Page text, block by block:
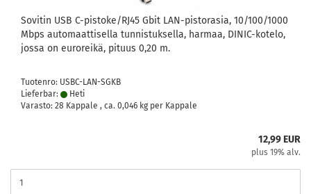
Sovitin USB C-pistoke/RJ45 Gbit LAN-pistorasia, 10/100/1000
Mbps automaattisella tunnistuksella, harmaa, DINIC-kotelo,
jossa on euroreikä, pituus 0,20 m.
Tuotenro: USBC-LAN-SGKB
Lieferbar:
Heti
Varasto: 28 Kappale , ca. 0,046 kg per Kappale
12,99 EUR
plus 19% alv.